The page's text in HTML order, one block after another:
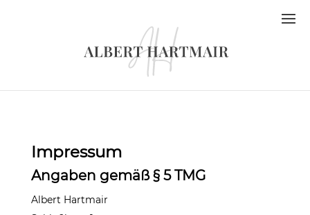
Impressum
Angaben gemäß § 5 TMG
Albert Hartmair